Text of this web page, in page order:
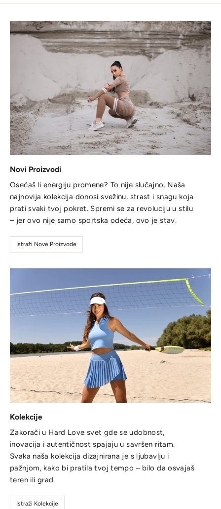
Novi Proizvodi
Osećaš li energiju promene? To nije slučajno. Naša
najnovija kolekcija donosi svežinu, strast i snagu koja
prati svaki tvoj pokret. Spremi se za revoluciju u stilu
– jer ovo nije samo sportska odeća, ovo je stav.
Istraži Nove Proizvode
Kolekcije
Zakorači u Hard Love svet gde se udobnost,
inovacija i autentičnost spajaju u savršen ritam.
Svaka naša kolekcija dizajnirana je s ljubavlju i
pažnjom, kako bi pratila tvoj tempo – bilo da osvajaš
teren ili grad.
Istraži Kolekcije